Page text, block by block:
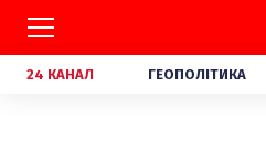
24 КАНАЛ ГЕОПОЛІТИКА